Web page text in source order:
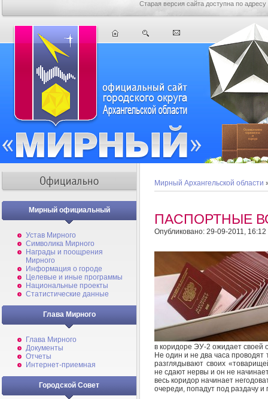
Старая версия сайта доступна по адресу
Мирный официальный
Устав Мирного
Символика Мирного
Награды и поощрения
Мирного
Информация о городе
Целевые и иные программы
Национальные проекты
Статистические данные
Глава Мирного
Глава Мирного
Документы
Отчеты
Интернет-приемная
Городской Совет
Мирный Архангельской области
ПАСПОРТНЫЕ
Опубликовано: 29-09-2011, 16:12
в коридоре ЭУ-2 ожидает своей
Не один и не два часа
разглядывают своих
не сдают нервы и он не
весь коридор начинает
очереди, попадут под раздачу и